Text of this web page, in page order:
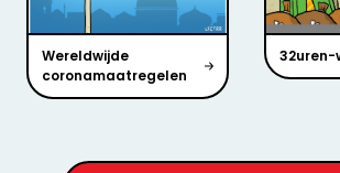
Wereldwijde
coronamaatregelen
32uren-